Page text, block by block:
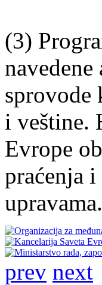
(3)
sprovode
i veštine.
Evrope
praćenja
upravama.
prev next